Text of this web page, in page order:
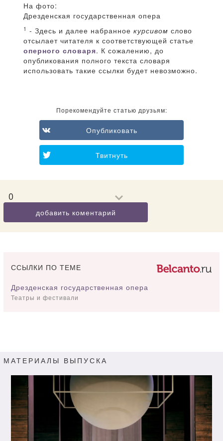
На фото:
Дрезденская государственная опера
1 - Здесь и далее набранное курсивом слово
отсылает читателя к соответствующей статье
оперного словаря. К сожалению, до
опубликования полного текста словаря
использовать такие ссылки будет невозможно.
Порекомендуйте статью друзьям:
Опубликовать
Твитнуть
0
добавить коментарий
ССЫЛКИ ПО ТЕМЕ
Дрезденская государственная опера
Театры и фестивали
МАТЕРИАЛЫ ВЫПУСКА